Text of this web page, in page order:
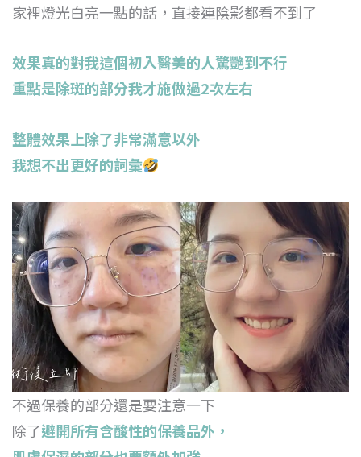
家裡燈光白亮一點的話，直接連陰影都看不到了
效果真的對我這個初入醫美的人驚艷到不行
重點是除斑的部分我才施做過2次左右
整體效果上除了非常滿意以外
我想不出更好的詞彙
不過保養的部分還是要注意一下
除了避開所有含酸性的保養品外，